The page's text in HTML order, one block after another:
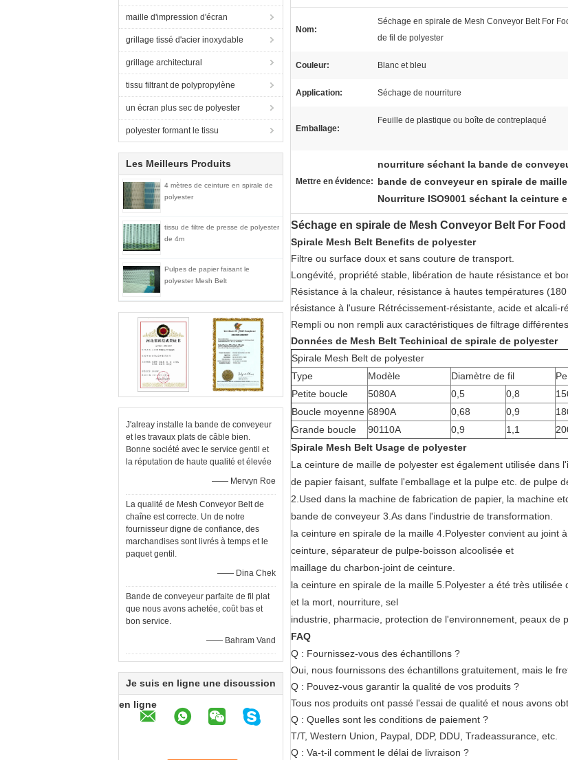
maille d'impression d'écran
grillage tissé d'acier inoxydable
grillage architectural
tissu filtrant de polypropylène
un écran plus sec de polyester
polyester formant le tissu
Les Meilleurs Produits
4 mètres de ceinture en spirale de
polyester
tissu de filtre de presse de polyester
de 4m
Pulpes de papier faisant le
polyester Mesh Belt
J'alreay installe la bande de conveyeur
et les travaux plats de câble bien.
Bonne société avec le service gentil et
la réputation de haute qualité et élevée
—— Mervyn Roe
La qualité de Mesh Conveyor Belt de
chaîne est correcte. Un de notre
fournisseur digne de confiance, des
marchandises sont livrés à temps et le
paquet gentil.
—— Dina Chek
Bande de conveyeur parfaite de fil plat
que nous avons achetée, coût bas et
bon service.
—— Bahram Vand
Je suis en ligne une discussion
en ligne
Nom:
Séchage en spirale de Mesh Conveyor Belt For
de fil de polyester
Couleur: Blanc et bleu
Application: Séchage de nourriture
Emballage:
Feuille de plastique ou boîte de contreplaqué
Mettre en évidence:
nourriture séchant la bande de
bande de conveyeur en spirale de
Nourriture ISO9001 séchant la ceinture
Séchage en spirale de Mesh Conveyor Belt For
Spirale Mesh Belt Benefits de polyester
Filtre ou surface doux et sans couture de transport.
Longévité, propriété stable, libération de haute résistance et
Résistance à la chaleur, résistance à hautes températures (180
résistance à l'usure Rétrécissement-résistante, acide et alcali-
Rempli ou non rempli aux caractéristiques de filtrage
Données de Mesh Belt Techinical de spirale de polyester
Spirale Mesh Belt de polyester
Type
Modèle Diamètre de fil
Petite boucle
5080A 0,5 0,8
Boucle moyenne 6890A 0,68 0,9
Grande boucle
90110A 0,9 1,1
Spirale Mesh Belt Usage de polyester
La ceinture de maille de polyester est également utilisée dans
de papier faisant, sulfate l'emballage et la pulpe etc. de pulpe
2.Used dans la machine de fabrication de papier, la machine
bande de conveyeur 3.As dans l'industrie de transformation.
la ceinture en spirale de la maille 4.Polyester convient au joint
ceinture, séparateur de pulpe-boisson alcoolisée et
maillage du charbon-joint de ceinture.
la ceinture en spirale de la maille 5.Polyester a été très
et la mort, nourriture, sel
industrie, pharmacie, protection de l'environnement, peaux de
FAQ
Q : Fournissez-vous des échantillons ?
Oui, nous fournissons des échantillons gratuitement, mais le
Q : Pouvez-vous garantir la qualité de vos produits ?
Tous nos produits ont passé l'essai de qualité et nous avons
Q : Quelles sont les conditions de paiement ?
T/T, Western Union, Paypal, DDP, DDU, Tradeassurance, etc.
Q : Va-t-il comment le délai de livraison ?